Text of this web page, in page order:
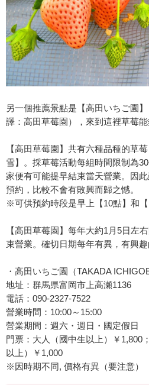
另一個推薦景點是【高田いちご園
譯：高田草莓園），來到這裡草莓能
【高田草莓園】共有六種品種的草
雪】。採草莓活動每組時間限制為
家便有可能提早結束當天營業。因
預約，比較不會有敗興而歸之憾。
※可供預約時段是早上【10點】和【
【高田草莓園】每年大約1月5日左
束營業。確切日期每年有異，有興趣
・高田いちご園（TAKADA
地址：群馬県富岡市上高瀬1136
電話：090-2327-7522
營業時間：10:00～15:00
營業期間：週六・週日・國定假日
門票：大人（國中生以上）￥1,800
以上）￥1,000
※因時期不同, 價格有異（要注意）